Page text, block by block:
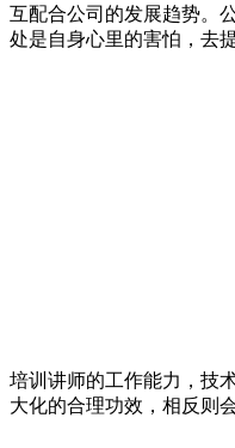
互配合公司的发展趋势。
处是自身心里的害怕，去提
培训讲师的工作能力，技
大化的合理功效，相反则